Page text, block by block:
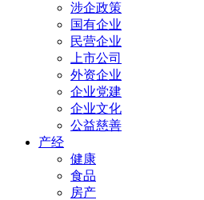
涉企政策
国有企业
民营企业
上市公司
外资企业
企业党建
企业文化
公益慈善
产经
健康
食品
房产